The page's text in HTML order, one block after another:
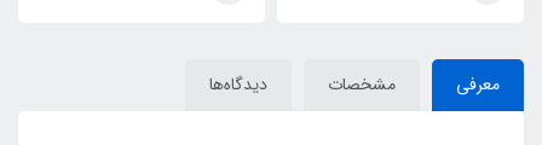
معرفی مشخصات دیدگاه‌ها